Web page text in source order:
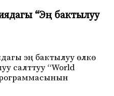
“Эң бактылуу
эң бактылуу өлкө
салттуу “World